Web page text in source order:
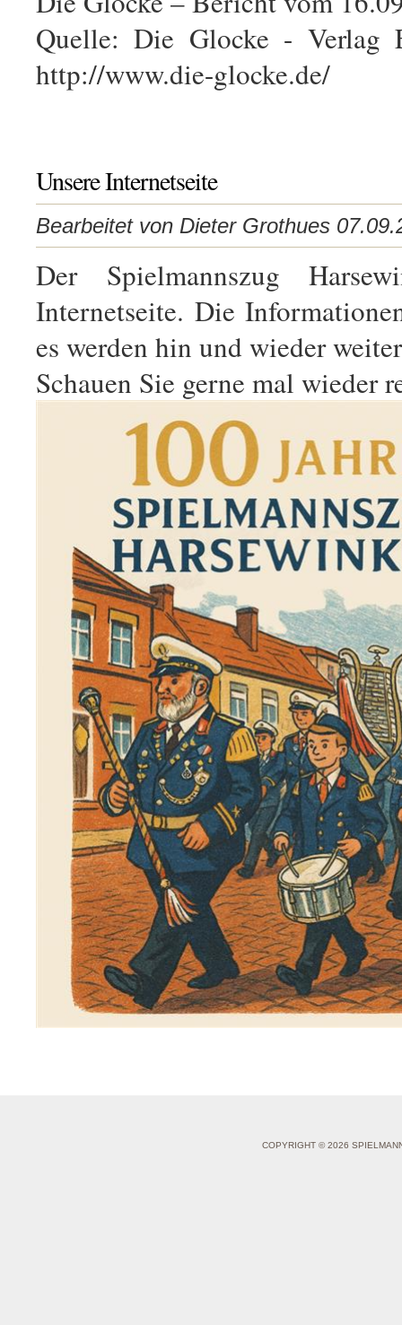
Quelle: Die Glocke -
http://www.die-glocke.de/
Unsere Internetseite
Bearbeitet von Dieter Grothues
Der Spielmannszug
Internetseite. Die
es werden hin und wieder
Schauen Sie gerne mal wieder
COPYRIGHT © 2026